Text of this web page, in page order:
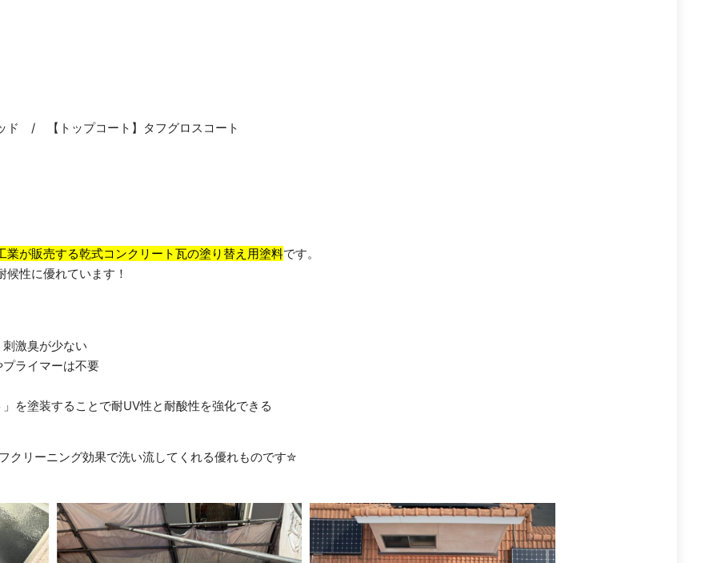
ド / 【トップコート】タフグロスコート
業が販売する乾式コンクリート瓦の塗り替え用塗料です。
性に優れています！
激臭が少ない
ライマーは不要
を塗装することで耐UV性と耐酸性を強化できる
クリーニング効果で洗い流してくれる優れものです✮